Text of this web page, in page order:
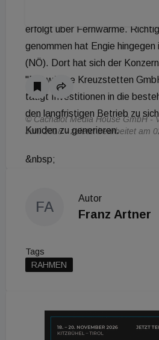
erfolgt über Fernwärme.
genommen hat Engie
(NÖ). Dort hat sich der
"Nahwärme Kreuzstetten
tätigt Investitionen in die
den langfristigen Betrieb zu
Kunden zu generieren.
&nbsp;
© Cachalot Media House GmbH -
Juni 2018 - zuletzt bearbeitet am
FA
Autor
Franz Artner
Tags
RAHMEN